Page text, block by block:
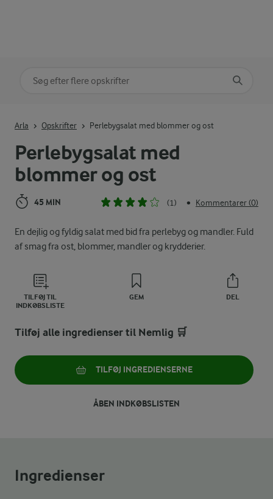
Perlebygsalat med
blommer og ost
45 MIN (1) • Kommentarer (0)
En dejlig og fyldig salat med bid fra perlebyg og mandler. Fuld
af smag fra ost, blommer, mandler og krydderier.
TILFØJ TIL
INDKØBSLISTE
GEM DEL
Arla Opskrifter Perlebygsalat med blommer og ost
Tilføj alle ingredienser til Nemlig 🛒
TILFØJ INGREDIENSERNE
ÅBEN INDKØBSLISTEN
Ingredienser
Søg på kategori